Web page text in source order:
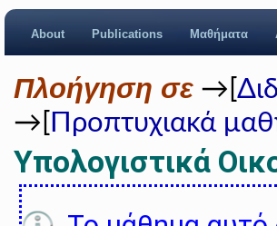
About Publications Μαθήματα
Πλοήγηση σε →[
→[ Προπτυχιακά
Υπολογιστικά